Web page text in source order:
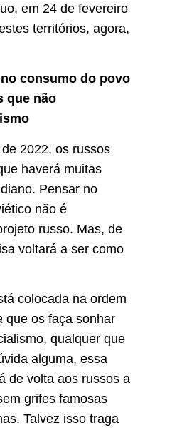
em 24 de fevereiro
territórios, agora,
consumo do povo
que não
2022, os russos
haverá muitas
Pensar no
não é
russo. Mas, de
voltará a ser como
colocada na ordem
que os faça sonhar
qualquer que
alguma, essa
de volta aos russos a
grifes famosas
Talvez isso traga